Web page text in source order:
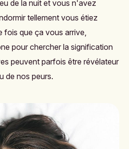
de la nuit et vous n'avez
tellement vous étiez
fois que ça vous arrive,
pour chercher la signification
peuvent parfois être révélateur
de nos peurs.